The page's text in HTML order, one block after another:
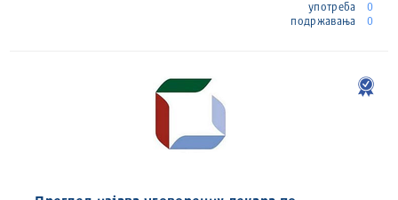
употреба
0
подржавања
0